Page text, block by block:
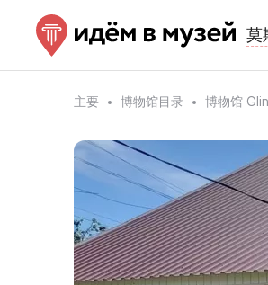
莫
主要 博物馆目录 博物馆